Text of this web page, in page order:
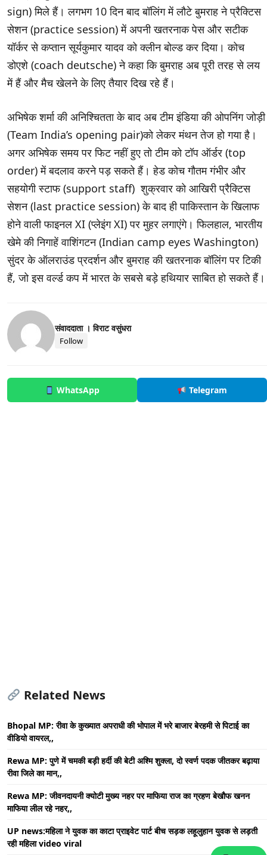
sign) मिले हैं। लगभग 10 दिन बाद बॉलिंग में लौटे बुमराह ने प्रैक्टिस
सेशन (practice session) में अपनी खतरनाक पेस और सटीक
यॉर्कर से कप्तान सूर्यकुमार यादव को क्लीन बोल्ड कर दिया। कोच
डोएशे (coach deutsche) ने कहा कि बुमराह अब पूरी तरह से लय
में हैं और मैच खेलने के लिए तैयार दिख रहे हैं।
अभिषेक शर्मा की अनिश्चितता के बाद अब टीम इंडिया की ओपनिंग जोड़ी
(Team India’s opening pair)को लेकर मंथन तेज हो गया है।
अगर अभिषेक समय पर फिट नहीं हुए तो टीम को टॉप ऑर्डर (top
order) में बदलाव करने पड़ सकते हैं। हेड कोच गौतम गंभीर और
सहयोगी स्टाफ (support staff) शुक्रवार को आखिरी प्रैक्टिस
सेशन (last practice session) के बाद ही पाकिस्तान के खिलाफ
होने वाली फाइनल XI (प्लेइंग XI) पर मुहर लगाएंगे। फिलहाल, भारतीय
खेमे की निगाहें वाशिंगटन (Indian camp eyes Washington)
सुंदर के ऑलराउंड प्रदर्शन और बुमराह की खतरनाक बॉलिंग पर टिकी
हैं, जो इस वर्ल्ड कप में भारत के सबसे बड़े हथियार साबित हो सकते हैं।
संवाददाता । विराट वसुंधरा
Follow
WhatsApp Telegram
Related News
Bhopal MP: रीवा के कुख्यात अपराधी की भोपाल में भरे बाजार बेरहमी से पिटाई का
वीडियो वायरल,,
Rewa MP: पुणे में चमकी बड़ी हर्दी की बेटी अश्मि शुक्ला, दो स्वर्ण पदक जीतकर बढ़ाया
रीवा जिले का मान,,
Rewa MP: जीवनदायनी क्योटी मुख्य नहर पर माफिया राज का ग्रहण बेखौफ खनन
माफिया लील रहे नहर,,
UP news:महिला ने युवक का काटा प्राइवेट पार्ट बीच सड़क लहूलुहान युवक से लड़ती
रही महिला video viral